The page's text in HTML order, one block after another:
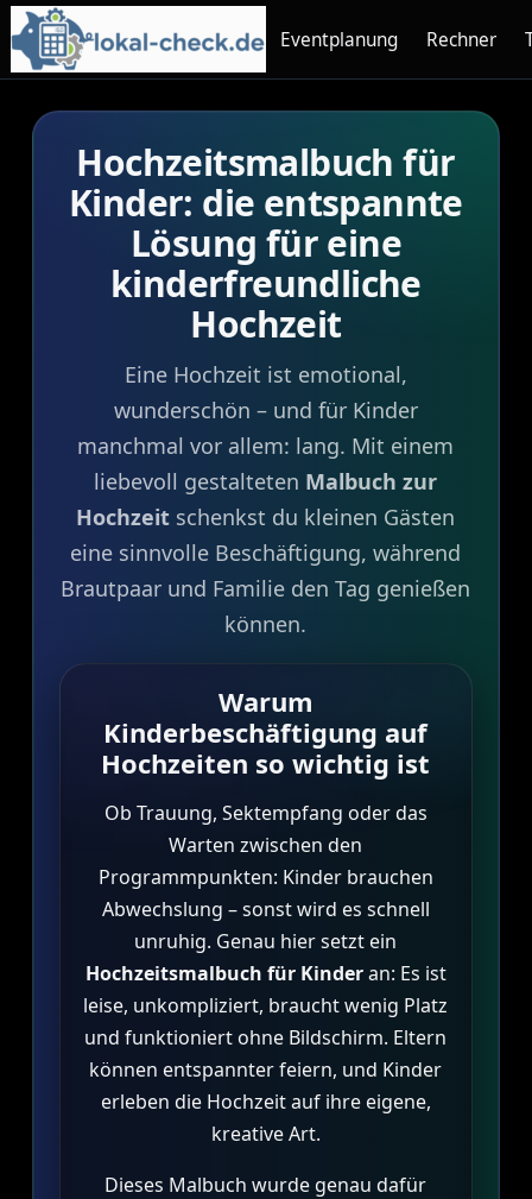
Eventplanung Rechner
Hochzeitsmalbuch für
Kinder: die entspannte
Lösung für eine
kinderfreundliche
Hochzeit
Eine Hochzeit ist emotional,
wunderschön – und für Kinder
manchmal vor allem: lang. Mit einem
liebevoll gestalteten Malbuch zur
Hochzeit schenkst du kleinen Gästen
eine sinnvolle Beschäftigung, während
Brautpaar und Familie den Tag genießen
können.
Warum
Kinderbeschäftigung auf
Hochzeiten so wichtig ist
Ob Trauung, Sektempfang oder das
Warten zwischen den
Programmpunkten: Kinder brauchen
Abwechslung – sonst wird es schnell
unruhig. Genau hier setzt ein
Hochzeitsmalbuch für Kinderan: Es ist
leise, unkompliziert, braucht wenig Platz
und funktioniert ohne Bildschirm. Eltern
können entspannter feiern, und Kinder
erleben die Hochzeit auf ihre eigene,
kreative Art.
Dieses Malbuch wurde genau dafür